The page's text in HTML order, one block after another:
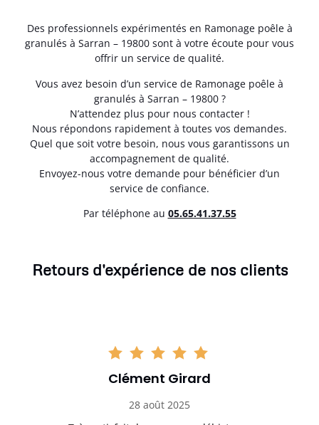
Des professionnels expérimentés en Ramonage poêle à
granulés à Sarran – 19800 sont à votre écoute pour vous
offrir un service de qualité.
Vous avez besoin d’un service de Ramonage poêle à
granulés à Sarran – 19800 ?
N’attendez plus pour nous contacter !
Nous répondons rapidement à toutes vos demandes.
Quel que soit votre besoin, nous vous garantissons un
accompagnement de qualité.
Envoyez-nous votre demande pour bénéficier d’un
service de confiance.
Par téléphone au 05.65.41.37.55
Retours d'expérience de nos clients
Clément Girard
28 août 2025